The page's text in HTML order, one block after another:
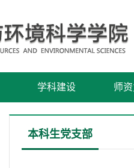
学科建设 师
本科生党支部